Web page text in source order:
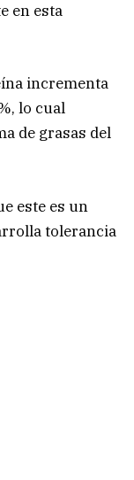
en esta
incrementa
lo cual
de grasas del
este es un
tolerancia